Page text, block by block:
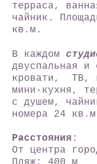
терраса,
чайник.
кв.м.
В каждом
двуспальная и
кровати, ТВ,
мини-кухня,
с душем,
номера 24
Расстояния :
От центра